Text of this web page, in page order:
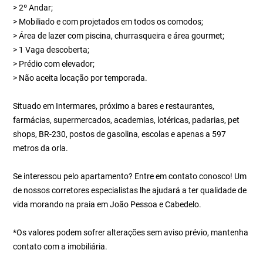
> 2º Andar;
> Mobiliado e com projetados em todos os comodos;
> Área de lazer com piscina, churrasqueira e área gourmet;
> 1 Vaga descoberta;
> Prédio com elevador;
> Não aceita locação por temporada.
Situado em Intermares, próximo a bares e restaurantes,
farmácias, supermercados, academias, lotéricas, padarias, pet
shops, BR-230, postos de gasolina, escolas e apenas a 597
metros da orla.
Se interessou pelo apartamento? Entre em contato conosco! Um
de nossos corretores especialistas lhe ajudará a ter qualidade de
vida morando na praia em João Pessoa e Cabedelo.
*Os valores podem sofrer alterações sem aviso prévio, mantenha
contato com a imobiliária.